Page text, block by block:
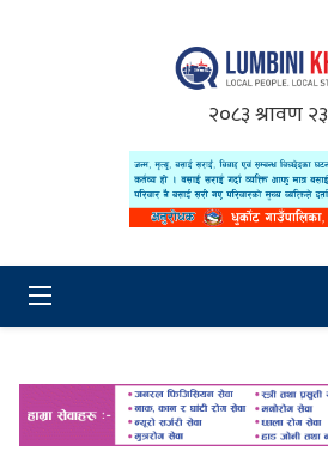
२०८३ श्रावण २३